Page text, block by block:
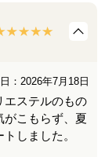
：2026年7月18日
エステルのもの
がこもらず、夏
しました。